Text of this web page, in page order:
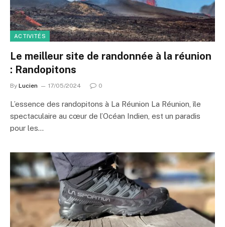
ACTIVITÉS
Le meilleur site de randonnée à la réunion
: Randopitons
By Lucien 17/05/2024 0
L’essence des randopitons à La Réunion La Réunion, île
spectaculaire au cœur de l’Océan Indien, est un paradis
pour les…